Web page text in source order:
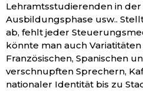
Lehramtsstudierenden in
Ausbildungsphase usw..
ab, fehlt jeder
könnte man auch
Französischen, Spanischen
verschnupften Sprechern,
nationaler Identität bis zu